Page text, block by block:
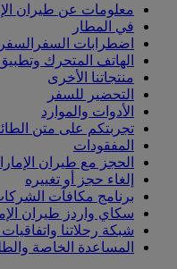
معلومات عن طيران
في المطار
اضطرابات السفرالسفر
الهاتف المتحرك
منتجاتنا الأخرى
التحضير للسفر
الأدوات والموارد
تجربتكم على متن
المفقودات
الحجز مع طيران
إلغاء حجز أو تغييره
برنامج مكافآت
سكاي واردز طيران
شبكة رحلاتنا واتفاقيات
المساعدة الخاصة